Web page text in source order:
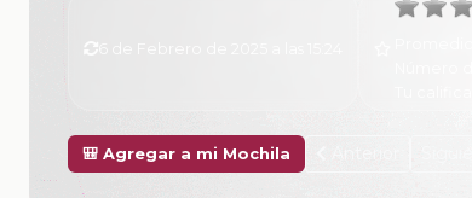
🎒 Agregar a mi Mochila